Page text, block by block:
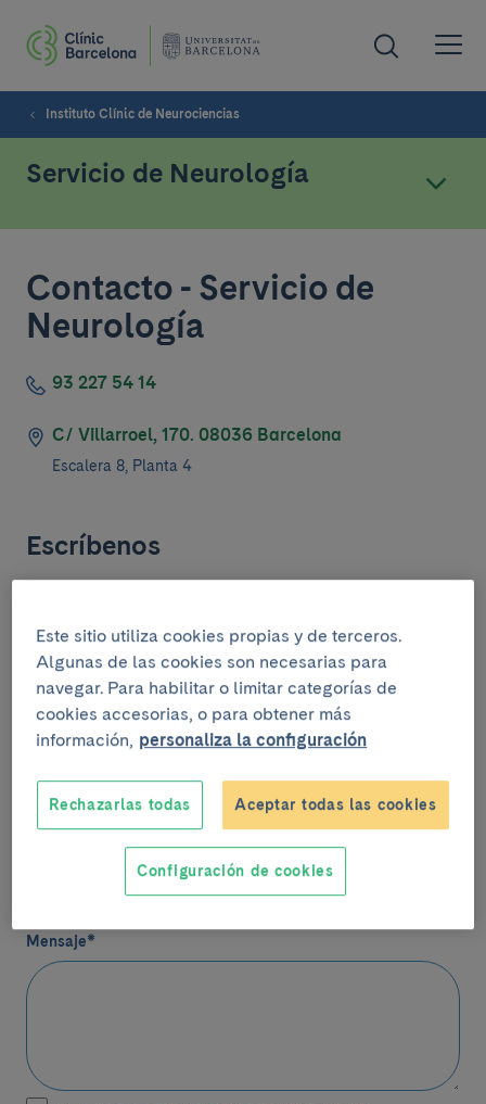
Instituto Clínic de Neurociencias
Servicio de Neurología
Contacto
Contacto - Servicio de
Neurología
93 227 54 14
C/ Villarroel, 170. 08036 Barcelona
Escalera 8, Planta 4
Escríbenos
Nombre*
Email*
Mensaje*
Este sitio utiliza cookies propias y de terceros.
Algunas de las cookies son necesarias para
navegar. Para habilitar o limitar categorías de
cookies accesorias, o para obtener más
información, personaliza la configuración
Rechazarlas todas Aceptar todas las cookies
Configuración de cookies